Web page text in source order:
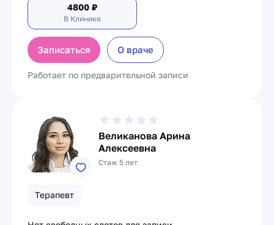
4800 ₽
В Клинике
Записаться О враче
Работает по предварительной записи
Великанова Арина
Алексеевна
Стаж 5 лет
Терапевт